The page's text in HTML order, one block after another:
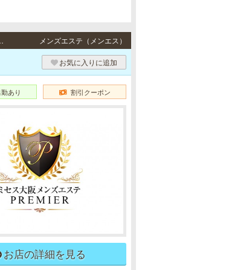
歩5分、地下鉄各線「堺筋本町駅」3番出口より徒歩8分 メンズエステ（メンエス）
お気に入りに追加
あり 割引クーポン
お店の詳細を見る